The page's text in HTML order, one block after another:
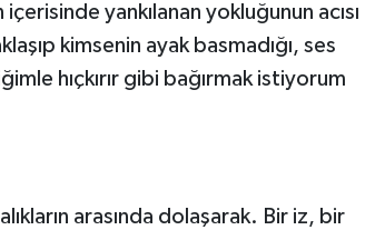
yankılanan yokluğunun acısı
kimsenin ayak basmadığı, ses
hıçkırır gibi bağırmak istiyorum
arasında dolaşarak. Bir iz, bir